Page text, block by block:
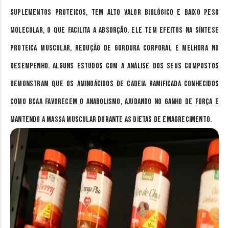
suplementos proteicos, tem alto valor biológico e baixo peso
molecular, o que facilita a absorção. Ele tem efeitos na síntese
proteica muscular, redução de gordura corporal e melhora no
desempenho. Alguns estudos com a análise dos seus compostos
demonstram que os aminoácidos de cadeia ramificada conhecidos
como BCAA favorecem o anabolismo, ajudando no ganho de força e
mantendo a massa muscular durante as dietas de emagrecimento.